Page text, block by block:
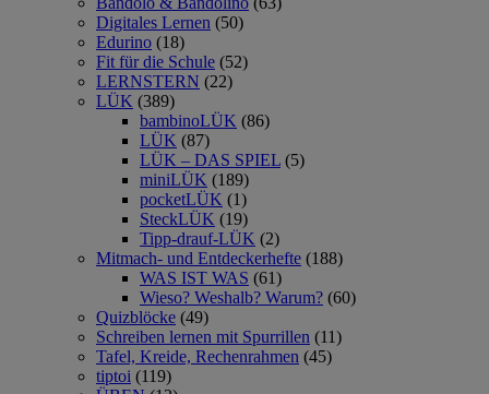
Digitales Lernen (50)
Edurino (18)
Fit für die Schule (52)
LERNSTERN (22)
LÜK (389)
bambinoLÜK (86)
LÜK (87)
LÜK – DAS SPIEL (5)
miniLÜK (189)
pocketLÜK (1)
SteckLÜK (19)
Tipp-drauf-LÜK (2)
Mitmach- und Entdeckerhefte (188)
WAS IST WAS (61)
Wieso? Weshalb? Warum? (60)
Quizblöcke (49)
Schreiben lernen mit Spurrillen (11)
Tafel, Kreide, Rechenrahmen (45)
tiptoi (119)